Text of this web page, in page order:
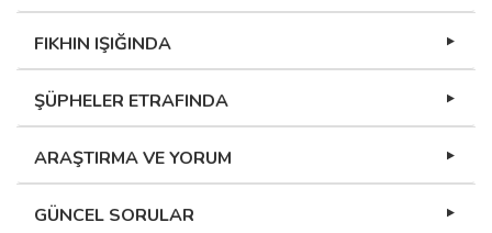
FIKHIN IŞIĞINDA
ŞÜPHELER ETRAFINDA
ARAŞTIRMA VE YORUM
GÜNCEL SORULAR